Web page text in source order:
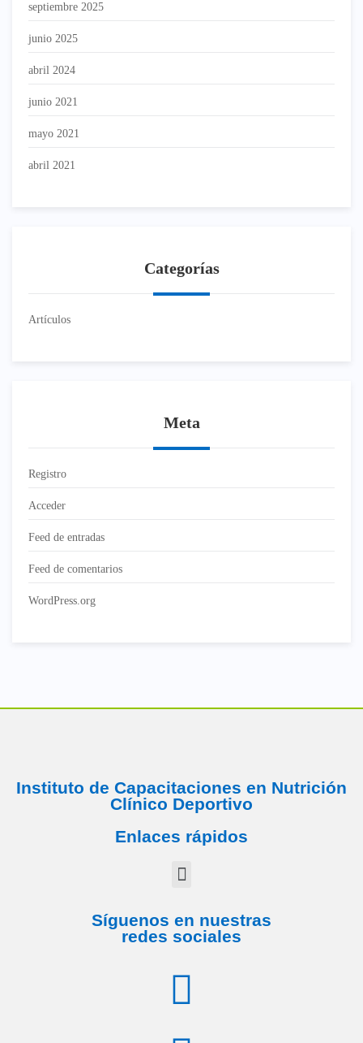
septiembre 2025
junio 2025
abril 2024
junio 2021
mayo 2021
abril 2021
Categorías
Artículos
Meta
Registro
Acceder
Feed de entradas
Feed de comentarios
WordPress.org
Instituto de Capacitaciones en Nutrición
Clínico Deportivo
Enlaces rápidos
Síguenos en nuestras
redes sociales